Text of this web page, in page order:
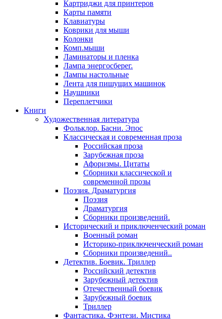
Картриджи для принтеров
Карты памяти
Клавиатуры
Коврики для мыши
Колонки
Комп.мыши
Ламинаторы и пленка
Лампа энергосберег.
Лампы настольные
Лента для пишущих машинок
Наушники
Переплетчики
Книги
Художественная литература
Фольклор. Басни. Эпос
Классическая и современная проза
Российская проза
Зарубежная проза
Афоризмы. Цитаты
Сборники классической и
современной прозы
Поэзия. Драматургия
Поэзия
Драматургия
Сборники произведений.
Исторический и приключенческий роман
Военный роман
Историко-приключенческий роман
Сборники произведений..
Детектив. Боевик. Триллер
Российский детектив
Зарубежный детектив
Отечественный боевик
Зарубежный боевик
Триллер
Фантастика. Фэнтези. Мистика